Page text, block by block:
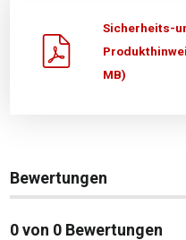
Sicherheits-
MB)
Bewertungen
0 von 0 Bewertungen